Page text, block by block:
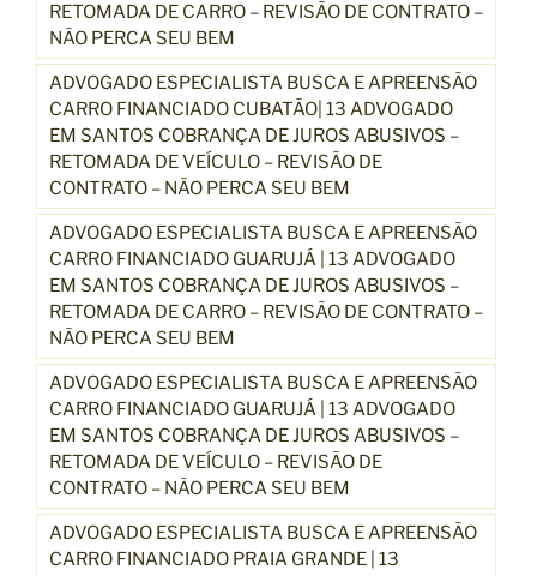
RETOMADA DE CARRO – REVISÃO DE CONTRATO –
NÃO PERCA SEU BEM
ADVOGADO ESPECIALISTA BUSCA E APREENSÃO
CARRO FINANCIADO CUBATÃO| 13 ADVOGADO
EM SANTOS COBRANÇA DE JUROS ABUSIVOS –
RETOMADA DE VEÍCULO – REVISÃO DE
CONTRATO – NÃO PERCA SEU BEM
ADVOGADO ESPECIALISTA BUSCA E APREENSÃO
CARRO FINANCIADO GUARUJÁ | 13 ADVOGADO
EM SANTOS COBRANÇA DE JUROS ABUSIVOS –
RETOMADA DE CARRO – REVISÃO DE CONTRATO –
NÃO PERCA SEU BEM
ADVOGADO ESPECIALISTA BUSCA E APREENSÃO
CARRO FINANCIADO GUARUJÁ | 13 ADVOGADO
EM SANTOS COBRANÇA DE JUROS ABUSIVOS –
RETOMADA DE VEÍCULO – REVISÃO DE
CONTRATO – NÃO PERCA SEU BEM
ADVOGADO ESPECIALISTA BUSCA E APREENSÃO
CARRO FINANCIADO PRAIA GRANDE | 13